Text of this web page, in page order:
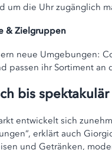
um die Uhr zugänglich
& Zielgruppen
neue Umgebungen:
passen ihr Sortiment an
bis spektakulär
entwickelt sich
erklärt auch
und Getränken,